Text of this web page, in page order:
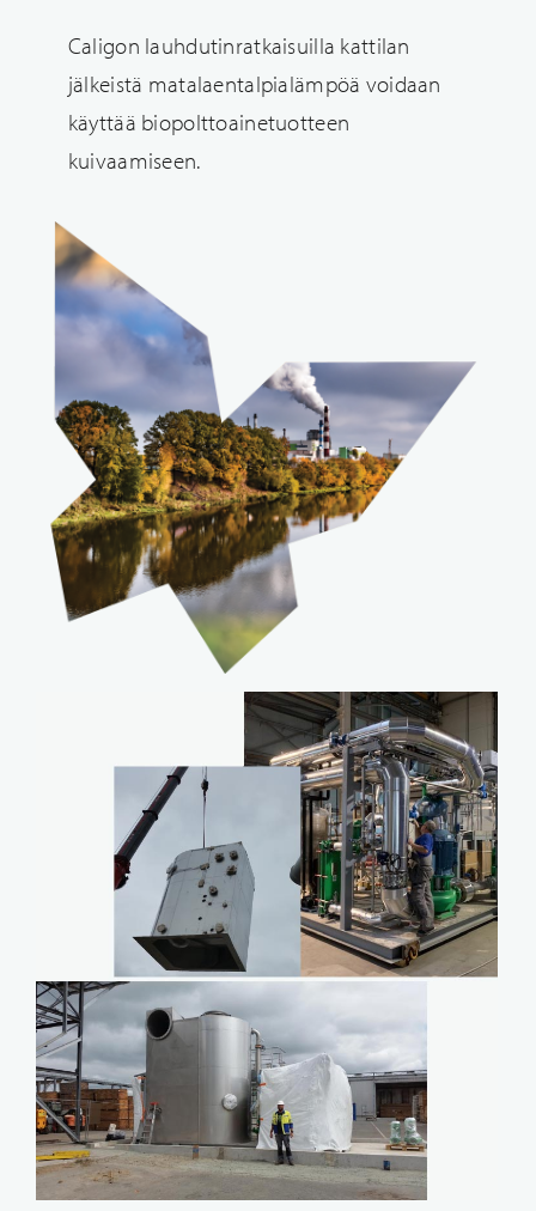
Caligon lauhdutinratkaisuilla kattilan
jälkeistä matalaentalpialämpöä voidaan
käyttää biopolttoainetuotteen
kuivaamiseen.